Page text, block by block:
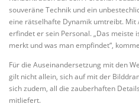
souveräne Technik und ein
eine rätselhafte Dynamik umtreibt. Mit
erfindet er sein Personal. „Das meiste
merkt und was man empfindet“,
Für die Auseinandersetzung mit den
gilt nicht allein, sich auf mit der
sich zudem, all die zauberhaften
mitliefert.